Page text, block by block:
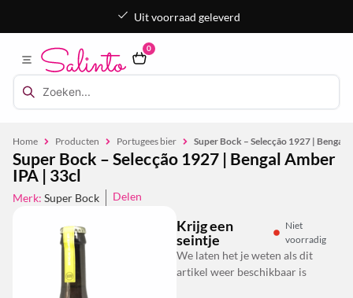
Uit voorraad geleverd
0
Home Producten Portugees bier Super Bock – Selecção 1927 | Bengal
Super Bock – Selecção 1927 | Bengal Amber
IPA | 33cl
Merk: Super Bock Delen
Krijg een
seintje
Niet
voorradig
We laten het je weten als dit
artikel weer beschikbaar is